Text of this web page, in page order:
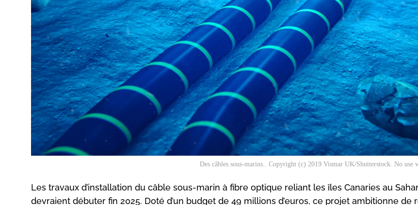
Des câbles sous-marins.. Copyright (c) 2019 Vismar UK/Shutterstock. No use
Les travaux d’installation du câble sous-marin à fibre optique reliant les îles Canaries au
devraient débuter fin 2025. Doté d’un budget de 49 millions d’euros, ce projet ambitionne de